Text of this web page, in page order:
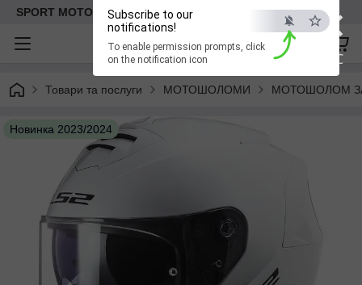
×
ESC
Subscribe to our
notifications!
To enable permission prompts, click
on the notification icon
SPORT MOTO | Інтернет-магазин мототоварів
Товари та послуги МОТОШОЛОМИ МОТОШОЛОМ
Новинка 2023/2024